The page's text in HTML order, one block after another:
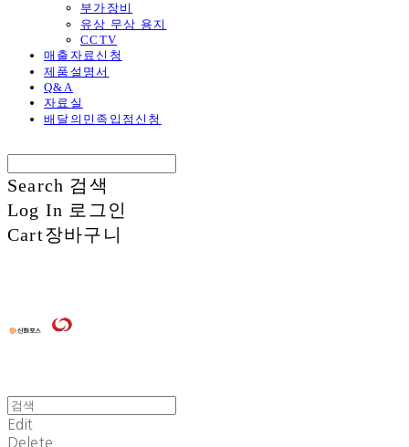
부가장비
유상 무상 용지
CCTV
매출자료신청
제품설명서
Q&A
자료실
배달의민족입점신청
Search 검색
Log In 로그인
Cart장바구니
Edit
Delete